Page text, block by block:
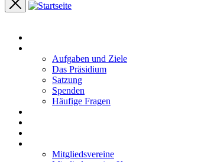
Aufgaben und Ziele
Das Präsidium
Satzung
Spenden
Häufige Fragen
Mitgliedsvereine